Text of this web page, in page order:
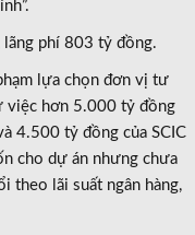
lãng phí 803 tỷ đồng.
lựa chọn đơn vị tư
việc hơn 5.000 tỷ đồng
4.500 tỷ đồng của SCIC
cho dự án nhưng chưa
theo lãi suất ngân hàng,